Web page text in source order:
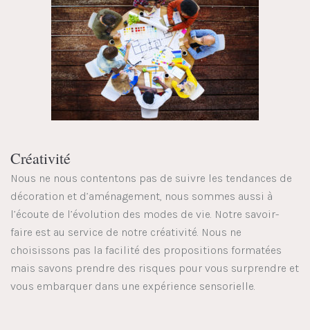
Créativité
Nous ne nous contentons pas de suivre les tendances de
décoration et d’aménagement, nous sommes aussi à
l’écoute de l’évolution des modes de vie. Notre savoir-
faire est au service de notre créativité. Nous ne
choisissons pas la facilité des propositions formatées
mais savons prendre des risques pour vous surprendre et
vous embarquer dans une expérience sensorielle.